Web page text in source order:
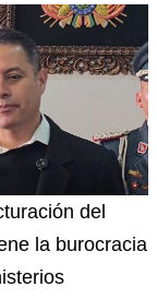
del
la burocracia